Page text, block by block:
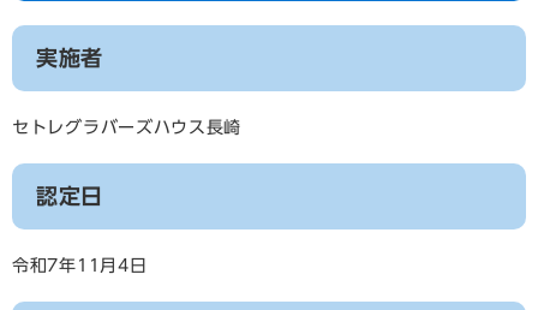
実施者
セトレグラバーズハウス長崎
認定日
令和7年11月4日